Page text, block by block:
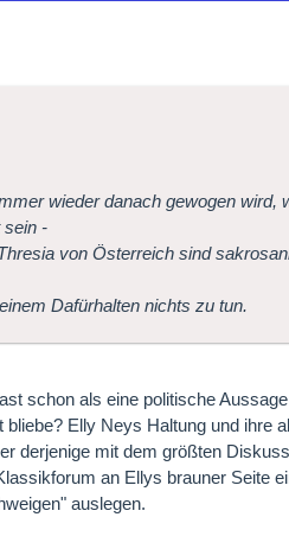
wieder danach gewogen wird,
sein -
von Österreich sind
Dafürhalten nichts zu tun.
schon als eine politische
Elly Neys Haltung und ihre
derjenige mit dem größten
an Ellys brauner Seite
auslegen.